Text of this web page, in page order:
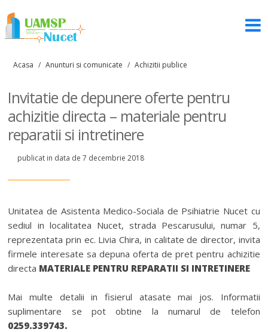
Acasa / Anunturi si comunicate / Achizitii publice
Invitatie de depunere oferte pentru
achizitie directa – materiale pentru
reparatii si intretinere
publicat in data de 7 decembrie 2018
Unitatea de Asistenta Medico-Sociala de Psihiatrie Nucet cu
sediul in localitatea Nucet, strada Pescarusului, numar 5,
reprezentata prin ec. Livia Chira, in calitate de director, invita
firmele interesate sa depuna oferta de pret pentru achizitie
directa MATERIALE PENTRU REPARATII SI INTRETINERE
Mai multe detalii in fisierul atasate mai jos. Informatii
suplimentare se pot obtine la numarul de telefon
0259.339743.